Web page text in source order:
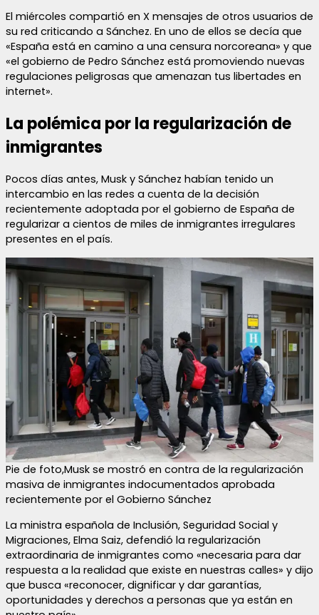
El miércoles compartió en X mensajes de otros usuarios de
su red criticando a Sánchez. En uno de ellos se decía que
«España está en camino a una censura norcoreana» y que
«el gobierno de Pedro Sánchez está promoviendo nuevas
regulaciones peligrosas que amenazan tus libertades en
internet».
La polémica por la regularización de
inmigrantes
Pocos días antes, Musk y Sánchez habían tenido un
intercambio en las redes a cuenta de la decisión
recientemente adoptada por el gobierno de España de
regularizar a cientos de miles de inmigrantes irregulares
presentes en el país.
Pie de foto,Musk se mostró en contra de la regularización
masiva de inmigrantes indocumentados aprobada
recientemente por el Gobierno Sánchez
La ministra española de Inclusión, Seguridad Social y
Migraciones, Elma Saiz, defendió la regularización
extraordinaria de inmigrantes como «necesaria para dar
respuesta a la realidad que existe en nuestras calles» y dijo
que busca «reconocer, dignificar y dar garantías,
oportunidades y derechos a personas que ya están en